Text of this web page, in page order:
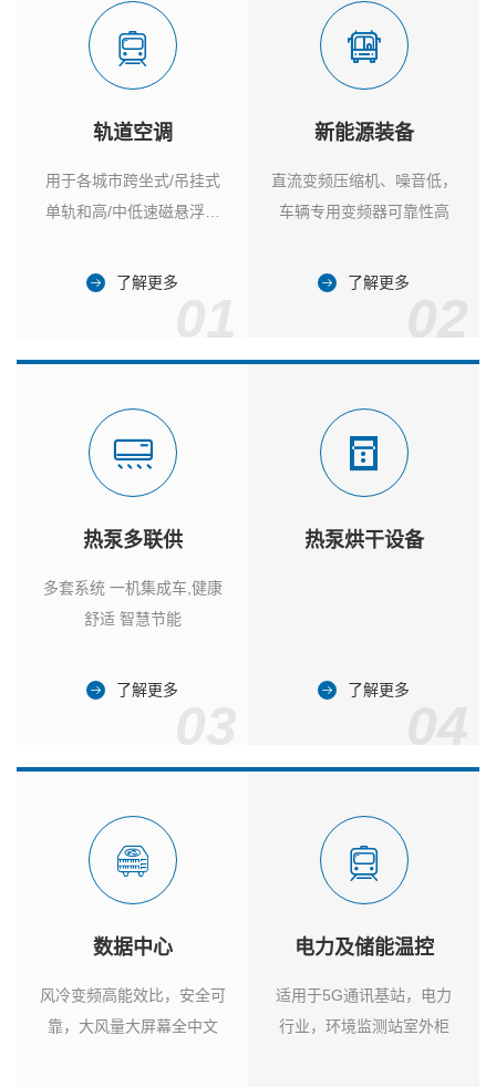
轨道空调
用于各城市跨坐式/吊挂式
单轨和高/中低速磁悬浮列
了解更多
新能源装备
直流变频压缩机、噪音低，
车辆专用变频器可靠性高
了解更多
热泵多联供
多套系统 一机集成车,健康
舒适 智慧节能
了解更多
热泵烘干设备
了解更多
数据中心
风冷变频高能效比，安全可
靠，大风量大屏幕全中文
电力及储能温控
适用于5G通讯基站，电力
行业，环境监测站室外柜